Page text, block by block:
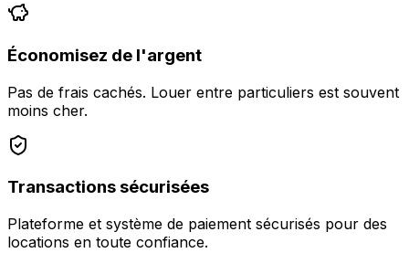
Économisez de l'argent
Pas de frais cachés. Louer entre particuliers est souvent
moins cher.
Transactions sécurisées
Plateforme et système de paiement sécurisés pour des
locations en toute confiance.